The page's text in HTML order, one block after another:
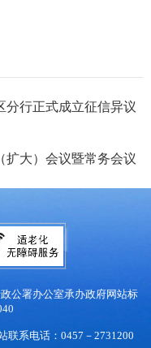
分行正式成立征信异议
扩大）会议暨常务会议
公署办公室承办政府网站标
联系电话：0457－2731200